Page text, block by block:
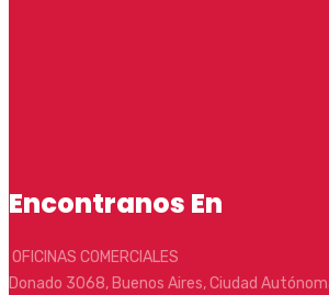
Encontranos En
OFICINAS COMERCIALES
Donado 3068, Buenos Aires, Ciudad